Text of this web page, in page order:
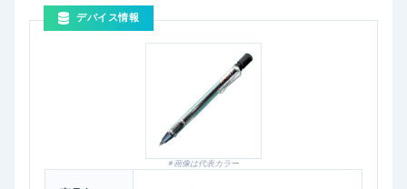
デバイス情報
※画像は代表カラー